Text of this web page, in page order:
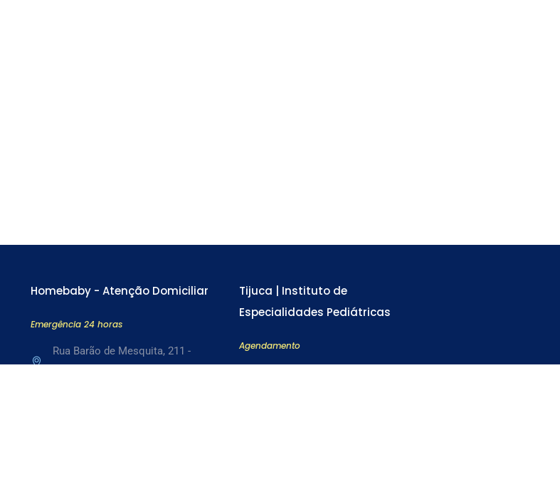
Homebaby - Atenção Domiciliar
Emergência 24 horas
Rua Barão de Mesquita, 211 -
Tijuca | Instituto de
Especialidades Pediátricas
Agendamento